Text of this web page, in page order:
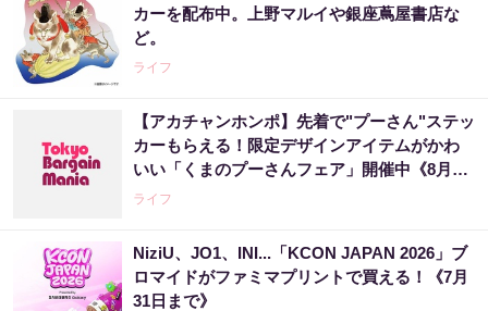
カーを配布中。上野マルイや銀座蔦屋書店な
ど。
ライフ
【アカチャンホンポ】先着で"プーさん"ステッ
カーもらえる！限定デザインアイテムがかわ
いい「くまのプーさんフェア」開催中《8月27
日まで》
ライフ
NiziU、JO1、INI...「KCON JAPAN 2026」ブ
ロマイドがファミマプリントで買える！《7月
31日まで》